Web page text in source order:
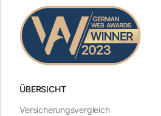
ÜBERSICHT
Versicherungsvergleich